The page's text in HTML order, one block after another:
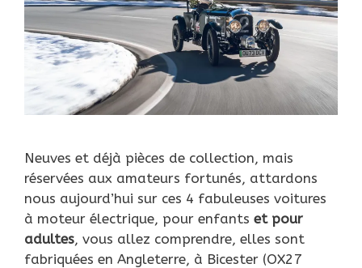
Neuves et déjà pièces de collection, mais
réservées aux amateurs fortunés, attardons
nous aujourd’hui sur ces 4 fabuleuses voitures
à moteur électrique, pour enfants et pour
adultes, vous allez comprendre, elles sont
fabriquées en Angleterre, à Bicester (OX27